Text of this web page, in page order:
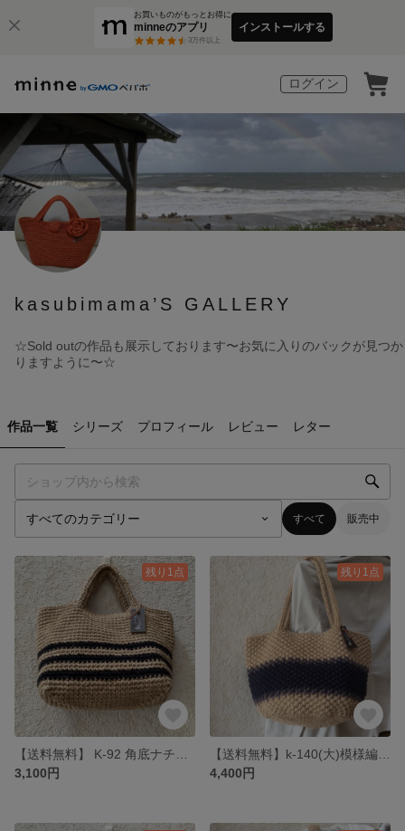
お買いものがもっとお得に
minneのアプリ
3万件以上
インストールする
ログイン
kasubimama’S GALLERY
☆Sold outの作品も展示しております〜お気に入りのバックが見つか
りますように〜☆
作品一覧 シリーズ プロフィール レビュー レター
すべて 販売中
残り1点
3,100円
残り1点
4,400円